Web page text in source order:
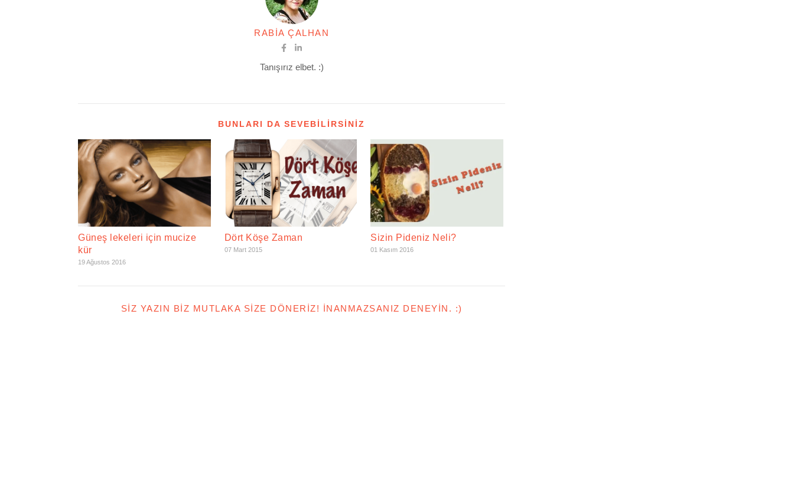
RABIA ÇALHAN
Tanışırız elbet. :)
BUNLARI DA SEVEBILIRSINIZ
Güneş lekeleri için mucize
kür
19 Ağustos 2016
Dört Köşe Zaman
07 Mart 2015
Sizin Pideniz Neli?
01 Kasım 2016
SIZ YAZIN BIZ MUTLAKA SIZE DÖNERIZ! İNANMAZSANIZ DENEYIN. :)